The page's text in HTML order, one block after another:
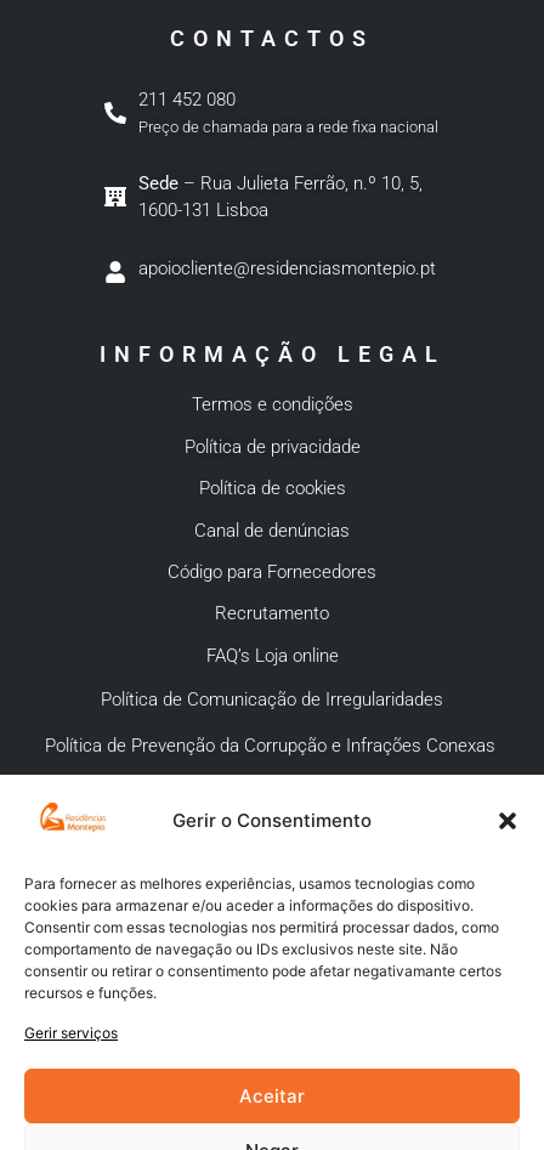
Gerir o Consentimento
Para fornecer as melhores experiências, usamos tecnologias como
cookies para armazenar e/ou aceder a informações do dispositivo.
Consentir com essas tecnologias nos permitirá processar dados, como
comportamento de navegação ou IDs exclusivos neste site. Não
consentir ou retirar o consentimento pode afetar negativamante certos
recursos e funções.
Gerir serviços
Aceitar
CONTACTOS
211 452 080
Preço de chamada para a rede fixa nacional
Sede– Rua Julieta Ferrão, n.º 10, 5,
1600-131 Lisboa
apoiocliente@residenciasmontepio.pt
INFORMAÇÃO LEGAL
Termos e condições
Política de privacidade
Política de cookies
Canal de denúncias
Código para Fornecedores
Recrutamento
FAQ’s Loja online
Política de Comunicação de Irregularidades
Política de Prevenção da Corrupção e Infrações Conexas
APOIO AO CLIENTE
Meios de pagamento
Compra segura
Campanhas promocionais